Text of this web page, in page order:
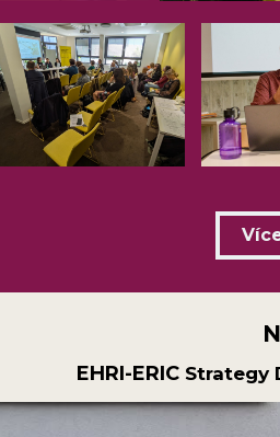
EHRI-ERIC Strategy